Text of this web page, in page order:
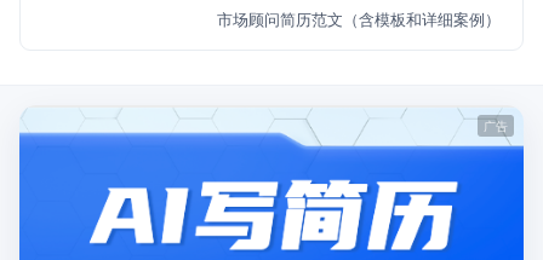
市场顾问简历范文（含模板和详细案例）